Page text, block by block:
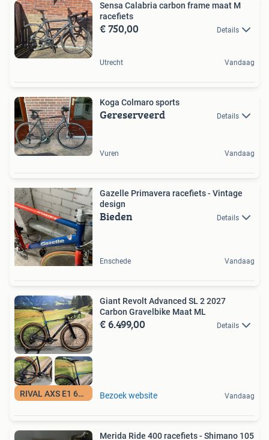
Sensa Calabria carbon frame maat M
racefiets
€ 750,00 Details
Utrecht Vandaag
Koga Colmaro sports
Gereserveerd Details
Vuren Vandaag
Gazelle Primavera racefiets - Vintage
design
Bieden Details
Enschede Vandaag
RIVAL AXS E1 6499
Giant Revolt Advanced SL 2 2027
Carbon Gravelbike Maat ML
€ 6.499,00 Details
Bezoek website Vandaag
Merida Ride 400 racefiets - Shimano 105